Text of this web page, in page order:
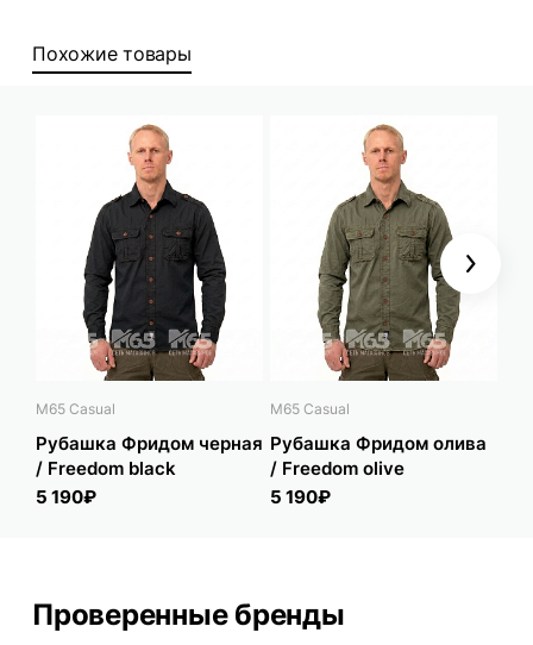
Похожие товары
M65 Casual
Рубашка Фридом черная
/ Freedom black
5 190₽
M65 Casual
Рубашка Фридом олива
/ Freedom olive
5 190₽
Next
Проверенные бренды